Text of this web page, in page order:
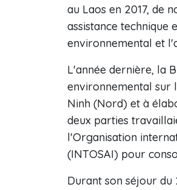
au Laos en 2017, de
assistance
environnemental et
L'année dernière, la
environnemental sur
Ninh (Nord) et à
deux parties
l'Organisation
(INTOSAI) pour
Durant son séjour